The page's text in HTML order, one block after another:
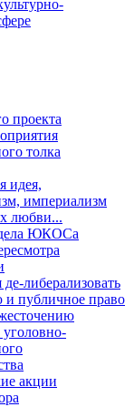
проекта
толка
идея,
империализм
любви...
ЮКОСа
либерализовать
публичное право
акции